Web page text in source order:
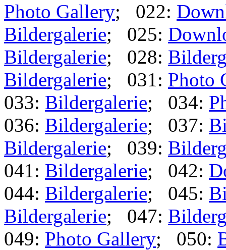
Photo Gallery; 022:
Bildergalerie; 025:
Bildergalerie; 028:
Bildergalerie; 031: Photo
033: Bildergalerie; 034:
036: Bildergalerie; 037:
Bildergalerie; 039:
041: Bildergalerie; 042:
044: Bildergalerie; 045:
Bildergalerie; 047:
049: Photo Gallery; 050: